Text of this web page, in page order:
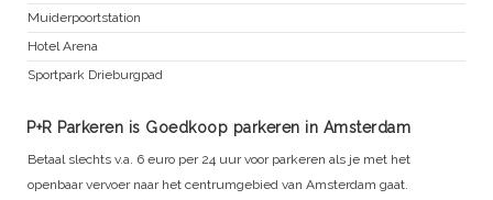
Muiderpoortstation
Hotel Arena
Sportpark Drieburgpad
P+R Parkeren is Goedkoop parkeren in Amsterdam
Betaal slechts v.a. 6 euro per 24 uur voor parkeren als je met het
openbaar vervoer naar het centrumgebied van Amsterdam gaat.